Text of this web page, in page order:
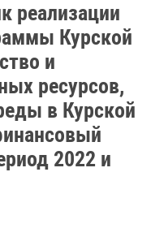
реализации
Курской
и
ресурсов,
в Курской
2022 и